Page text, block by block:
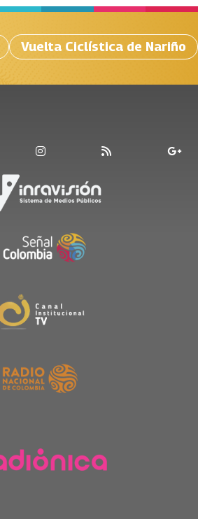
Vuelta Ciclística de Nariño